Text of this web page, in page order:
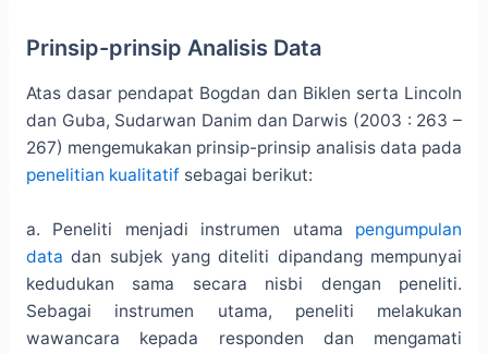
Prinsip-prinsip Analisis Data
Atas dasar pendapat Bogdan dan Biklen serta Lincoln
dan Guba, Sudarwan Danim dan Darwis (2003 : 263 –
267) mengemukakan prinsip-prinsip analisis data pada
penelitian kualitatifsebagai berikut:
a. Peneliti menjadi instrumen utama pengumpulan
data dan subjek yang diteliti dipandang mempunyai
kedudukan sama secara nisbi dengan peneliti.
Sebagai instrumen utama, peneliti melakukan
wawancara kepada responden dan mengamati